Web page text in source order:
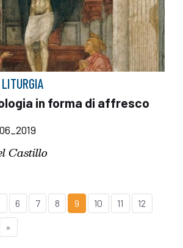
in forma di affresco
Castillo
6 7 8 9 10 11 12
»